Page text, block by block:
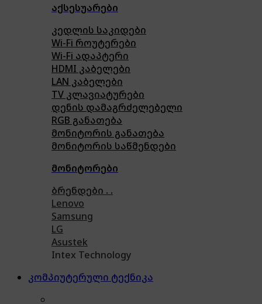
აქსესუარები
კედლის საკიდები
Wi-Fi როუტერები
Wi-Fi ადაპტერი
HDMI კაბელები
LAN კაბელები
TV კლავიატურები
დენის დამაგრძელებელი
RGB განათება
მონიტორის განათება
მონიტორის საწმენდები
მონიტორები
ბრენდები . .
Lenovo
Samsung
LG
Asustek
Intex Technology
კომპიუტერული ტექნიკა